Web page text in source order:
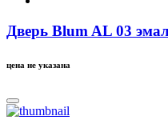
Дверь Blum AL 03
цена не указана